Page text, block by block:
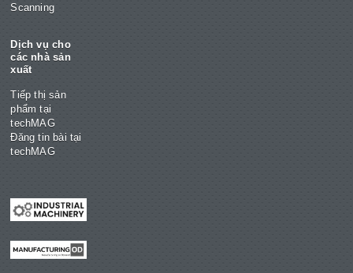
Scanning
Dịch vụ cho
các nhà sản
xuất
Tiếp thị sản
phẩm tại
techMAG
Đăng tin bài tại
techMAG